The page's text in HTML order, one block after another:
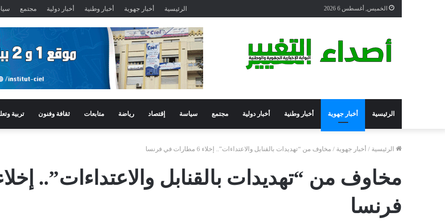
الخميس, أغسطس 6 2026 الرئيسية أخبار جهوية أخبار وطنية أخبار دولية مجتمع
الرئيسية أخبار جهوية أخبار وطنية أخبار دولية مجتمع سياسة إقتصاد رياضة متابعات ثقافة وفنون تربية
الرئيسية / أخبار جهوية / مخاوف من “تهديدات بالقنابل والاعتداءات”.. إخلاء 6 مطارات في فرنسا
فرنسا